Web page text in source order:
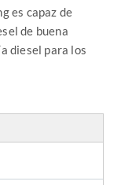
es capaz de
de buena
diesel para los